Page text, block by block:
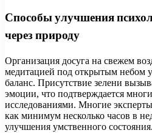
Способы улучшения
через природу
Организация досуга на свежем
медитацией под открытым небом
баланс. Присутствие зелени
эмоции, что подтверждается
исследованиями. Многие
как минимум несколько часов в
улучшения умственного состояния.